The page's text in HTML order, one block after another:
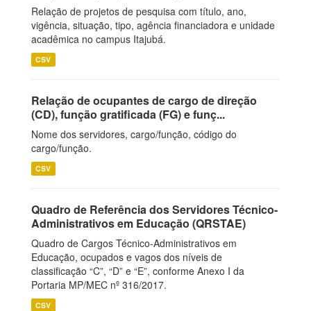
Relação de projetos de pesquisa com título, ano,
vigência, situação, tipo, agência financiadora e unidade
acadêmica no campus Itajubá.
CSV
Relação de ocupantes de cargo de direção
(CD), função gratificada (FG) e funç...
Nome dos servidores, cargo/função, código do
cargo/função.
CSV
Quadro de Referência dos Servidores Técnico-
Administrativos em Educação (QRSTAE)
Quadro de Cargos Técnico-Administrativos em
Educação, ocupados e vagos dos níveis de
classificação “C”, “D” e “E”, conforme Anexo I da
Portaria MP/MEC nº 316/2017.
CSV